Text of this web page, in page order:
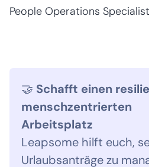
People Operations
🤝 Schafft einen
menschzentrierten
Arbeitsplatz
Leapsome hilft euch,
Urlaubsanträge zu